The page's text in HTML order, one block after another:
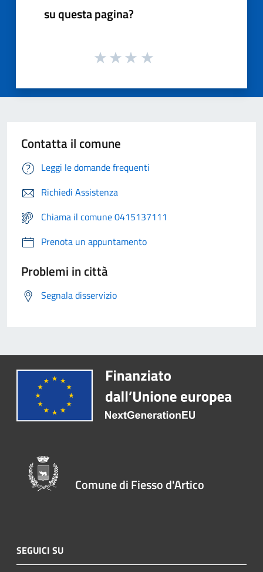
su questa pagina?
Contatta il comune
Leggi le domande frequenti
Richiedi Assistenza
Chiama il comune 0415137111
Prenota un appuntamento
Problemi in città
Segnala disservizio
Comune di Fiesso d'Artico
SEGUICI SU